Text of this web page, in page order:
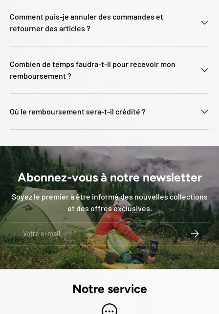
Comment puis-je annuler des commandes et
retourner des articles ?
Combien de temps faudra-t-il pour recevoir mon
remboursement ?
Où le remboursement sera-t-il crédité ?
Abonnez-vous à notre newsletter
Soyez le premier à être informé des nouvelles collections
et des offres exclusives.
Notre service